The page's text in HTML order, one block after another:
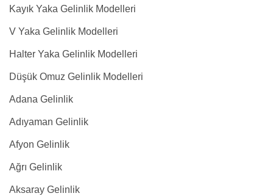
Kayık Yaka Gelinlik Modelleri
V Yaka Gelinlik Modelleri
Halter Yaka Gelinlik Modelleri
Düşük Omuz Gelinlik Modelleri
Adana Gelinlik
Adıyaman Gelinlik
Afyon Gelinlik
Ağrı Gelinlik
Aksaray Gelinlik